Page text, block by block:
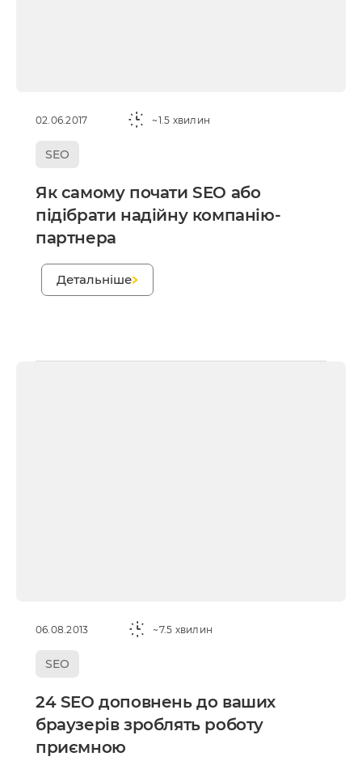
02.06.2017 ~1.5 хвилин
SEO
Як самому почати SEO або
підібрати надійну компанію-
партнера
Детальніше
06.08.2013 ~7.5 хвилин
SEO
24 SEO доповнень до ваших
браузерів зроблять роботу
приємною